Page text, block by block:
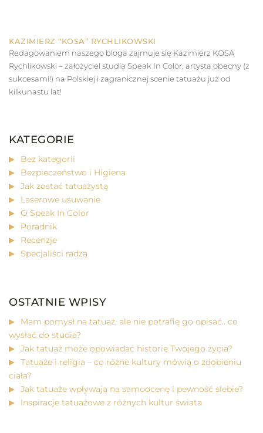
KAZIMIERZ “KOSA” RYCHLIKOWSKI
Redagowaniem naszego bloga zajmuje się Kazimierz KOSA
Rychlikowski – założyciel studia Speak In Color, artysta obecny (z
sukcesami!) na Polskiej i zagranicznej scenie tatuażu już od
kilkunastu lat!
KATEGORIE
Bez kategorii
Bezpieczeństwo i Higiena
Jak zostać tatuażystą
Laserowe usuwanie
O Speak In Color
Poradnik
Recenzje
Specjaliści radzą
OSTATNIE WPISY
Mam pomysł na tatuaż, ale nie potrafię go opisać.. co
wysłać do studia?
Jak tatuaż może opowiadać historię Twojego życia?
Tatuaże i religia – co różne kultury mówią o zdobieniu
ciała?
Jak tatuaże wpływają na samoocenę i pewność siebie?
Inspiracje tatuażowe z różnych kultur świata